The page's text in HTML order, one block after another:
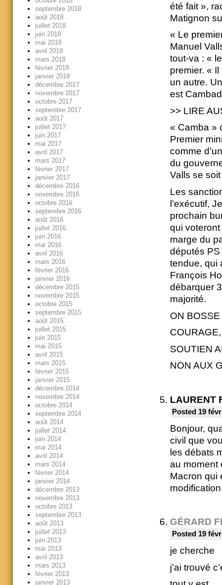
été fait »,
Matignon
« Le
Manuel
tout-va : «
premier. «
un autre.
est
>> LIRE
« Camba »
Premier
comme
du
Valls se
Les
l’exécutif,
prochain
qui
marge du
députés
tendue, qui
François
débarquer
majorité.
ON BOSSE
COURAGE,
SOUTIEN
NON AUX
LAURENT
Posted 19
Bonjour,
civil que
les débats
au moment
Macron qui
GÉRARD
Posted 19
je cherche
j’ai trouvé
septembre 2018
août 2018
juillet 2018
juin 2018
mai 2018
avril 2018
mars 2018
février 2018
janvier 2018
décembre 2017
novembre 2017
octobre 2017
septembre 2017
août 2017
juillet 2017
juin 2017
mai 2017
avril 2017
mars 2017
février 2017
janvier 2017
décembre 2016
novembre 2016
octobre 2016
septembre 2016
août 2016
juillet 2016
juin 2016
mai 2016
avril 2016
mars 2016
février 2016
janvier 2016
décembre 2015
novembre 2015
octobre 2015
septembre 2015
août 2015
juillet 2015
juin 2015
mai 2015
avril 2015
mars 2015
février 2015
janvier 2015
décembre 2014
novembre 2014
octobre 2014
septembre 2014
août 2014
juillet 2014
juin 2014
mai 2014
avril 2014
mars 2014
février 2014
janvier 2014
décembre 2013
novembre 2013
octobre 2013
septembre 2013
août 2013
juillet 2013
juin 2013
mai 2013
avril 2013
mars 2013
février 2013
janvier 2013